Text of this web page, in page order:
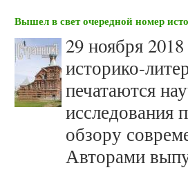
Вышел в свет очередной номер
29 ноября
историко-
печатаются
исследования
обзору
Авторами